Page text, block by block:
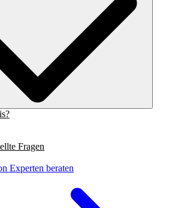
Fragen
Experten beraten